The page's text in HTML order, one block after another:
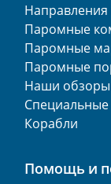
Паромные
Паромные
Паромные
Наши обзоры
Корабли
Помощь и